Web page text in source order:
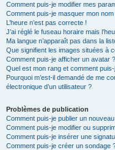
Comment puis-je modifier mes
Comment puis-je masquer mon
L’heure n’est pas correcte !
J’ai réglé le fuseau horaire mais
Ma langue n’apparaît pas dans la
Que signifient les images situées à
Comment puis-je afficher un avatar ?
Quel est mon rang et comment
Pourquoi m’est-il demandé de me
électronique d’un utilisateur ?
Problèmes de publication
Comment puis-je publier un
Comment puis-je modifier ou
Comment puis-je insérer une
Comment puis-je créer un sondage